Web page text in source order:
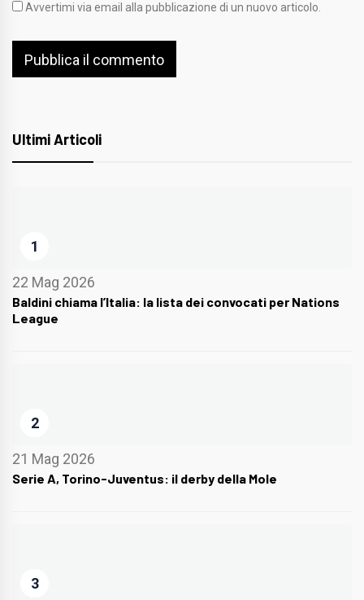
Avvertimi via email alla pubblicazione di un nuovo articolo.
Ultimi Articoli
1
22 Mag 2026
Baldini chiama l’Italia: la lista dei convocati per Nations
League
2
21 Mag 2026
Serie A, Torino-Juventus: il derby della Mole
3